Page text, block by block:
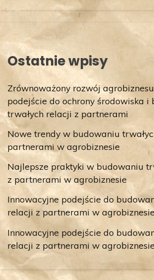
Ostatnie wpisy
Zrównoważony rozwój
podejście do ochrony środowiska i
trwałych relacji z partnerami
Nowe trendy w budowaniu
partnerami w agrobiznesie
Najlepsze praktyki w budowaniu
z partnerami w agrobiznesie
Innowacyjne podejście do
relacji z partnerami w
Innowacyjne podejście do
relacji z partnerami w